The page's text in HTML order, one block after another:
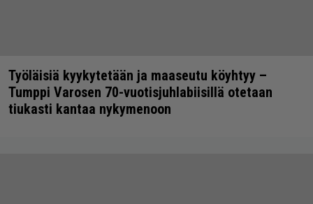
Työläisiä kyykytetään ja maaseutu köyhtyy –
Tumppi Varosen 70-vuotisjuhlabiisillä otetaan
tiukasti kantaa nykymenoon